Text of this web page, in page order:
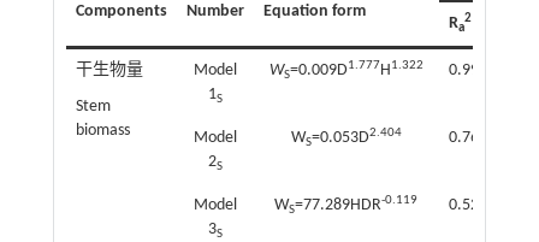
Components
Number
Equation form
Ra
2
干生物量
Stem
biomass
Model
1S
WS=0.009D1.777 H 1.322 0.996
Model
2S
WS=0.053D2.404 0.765
Model
3S
WS=77.289HDR-0.119 0.524